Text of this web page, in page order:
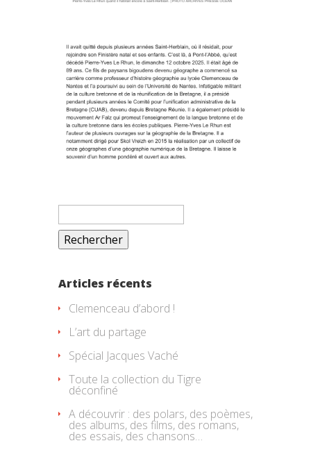
Rechercher :
Articles récents
Clemenceau d’abord !
L’art du partage
Spécial Jacques Vaché
Toute la collection du Tigre
déconfiné
A découvrir : des polars, des poèmes,
des albums, des films, des romans,
des essais, des chansons…